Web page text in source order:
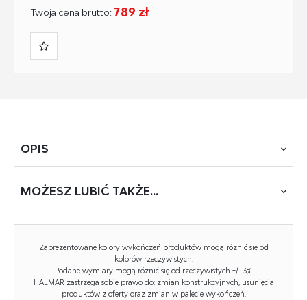
Twoja cena brutto:789 zł
OPIS
wymiary: 78/41/179 cm, materiał: płyta meblowa
hikora naturalana,
Zaprezentowane kolory wykończeń produktów mogą różnić się od
kolorów rzeczywistych.
Podane wymiary mogą różnić się od rzeczywistych +/- 3%.
HALMAR zastrzega sobie prawo do: zmian konstrukcyjnych, usunięcia
produktów z oferty oraz zmian w palecie wykończeń.
MOŻESZ LUBIĆ TAKŻE...